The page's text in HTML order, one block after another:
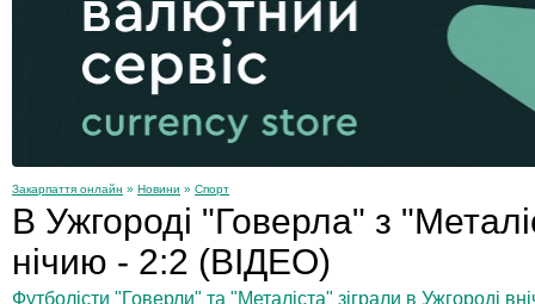
Закарпаття онлайн » Новини » Спорт
В Ужгороді "Говерла" з
нічию - 2:2 (ВІДЕО)
Футболісти "Говерли" та "Металіста" зіграли в Ужгороді